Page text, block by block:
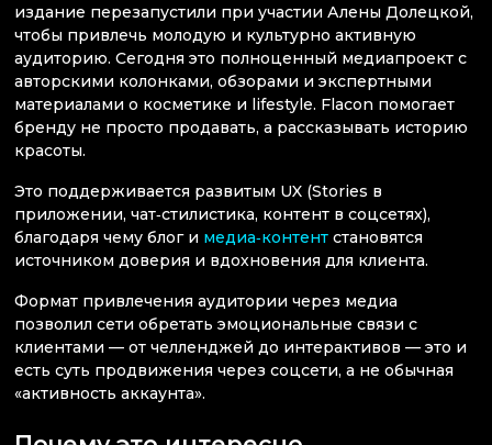
издание перезапустили при участии Алены Долецкой,
чтобы привлечь молодую и культурно активную
аудиторию. Сегодня это полноценный медиапроект с
авторскими колонками, обзорами и экспертными
материалами о косметике и lifestyle. Flacon помогает
бренду не просто продавать, а рассказывать историю
красоты.
Это поддерживается развитым UX (Stories в
приложении, чат‑стилистика, контент в соцсетях),
благодаря чему блог и медиа‑контент становятся
источником доверия и вдохновения для клиента.
Формат привлечения аудитории через медиа
позволил сети обретать эмоциональные связи с
клиентами — от челленджей до интерактивов — это и
есть суть продвижения через соцсети, а не обычная
«активность аккаунта».